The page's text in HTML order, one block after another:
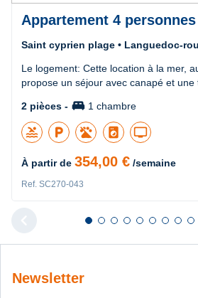
Appartement 4 personnes
Saint cyprien plage • Languedoc-
Le logement: Cette location à la mer,
propose un séjour avec canapé et une
2 pièces - king_bed 1 chambre
pool local_parking local_laundry_service tv
À partir de 354,00 € /semaine
Ref. SC270-043
Diapositive 1 sur 12
Diapositive 2 sur 12
Diapositive 3 sur 12
Diapositive 4 sur
Diapositive 5
Newsletter